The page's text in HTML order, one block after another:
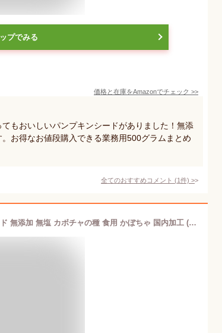
プでみる
価格と在庫をAmazonでチェック >>
もおいしいパンプキンシードがありました！無添
お得なお値段購入できる業務用500グラムまとめ
全てのおすすめコメント (1件) >
たべふく かぼちゃの種 素焼き パンプキンシード 無添加 無塩 カボチャの種 食用 かぼちゃ 国内加工 (500g)